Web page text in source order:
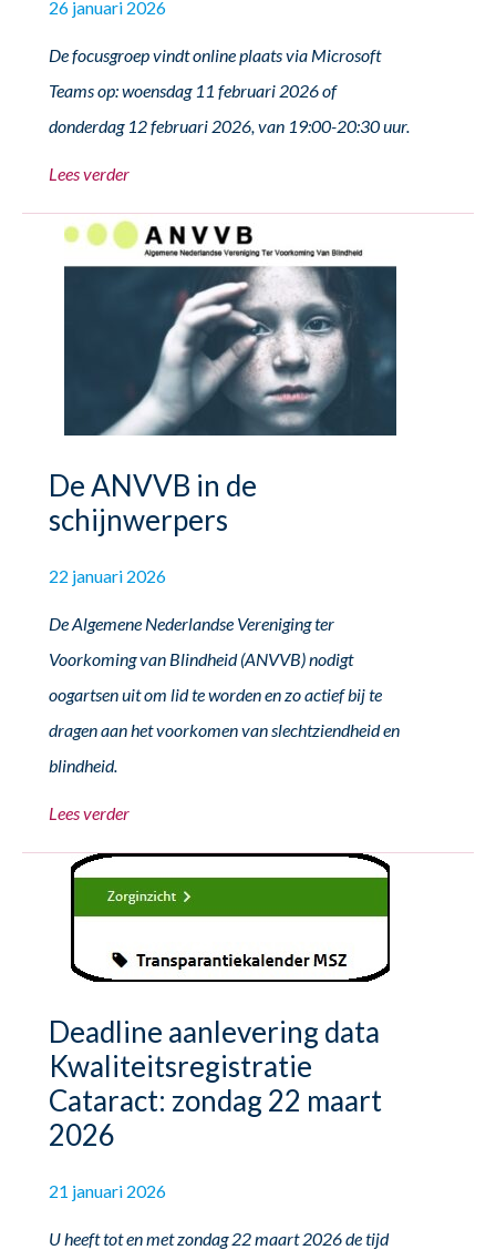
26 januari 2026
De focusgroep vindt online plaats via Microsoft
Teams op: woensdag 11 februari 2026 of
donderdag 12 februari 2026, van 19:00-20:30 uur.
Lees verder
De ANVVB in de
schijnwerpers
22 januari 2026
De Algemene Nederlandse Vereniging ter
Voorkoming van Blindheid (ANVVB) nodigt
oogartsen uit om lid te worden en zo actief bij te
dragen aan het voorkomen van slechtziendheid en
blindheid.
Lees verder
Deadline aanlevering data
Kwaliteitsregistratie
Cataract: zondag 22 maart
2026
21 januari 2026
U heeft tot en met zondag 22 maart 2026 de tijd